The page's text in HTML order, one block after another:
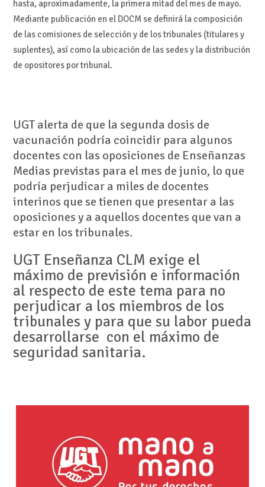
hasta, aproximadamente, la primera mitad del mes de mayo.
Mediante publicación en el DOCM se definirá la composición
de las comisiones de selección y de los tribunales (titulares y
suplentes), así como la ubicación de las sedes y la distribución
de opositores por tribunal.
UGT alerta de que la segunda dosis de
vacunación podría coincidir para algunos
docentes con las oposiciones de Enseñanzas
Medias previstas para el mes de junio, lo que
podría perjudicar a miles de docentes
interinos que se tienen que presentar a las
oposiciones y a aquellos docentes que van a
estar en los tribunales.
UGT Enseñanza CLM exige el
máximo de previsión e información
al respecto de este tema para no
perjudicar a los miembros de los
tribunales y para que su labor pueda
desarrollarse con el máximo de
seguridad sanitaria.